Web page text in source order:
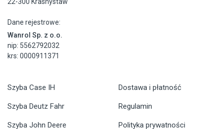
Dane rejestrowe:
Wanrol Sp. z o.o.
nip: 5562792032
krs: 0000911371
Szyba Case IH
Szyba Deutz Fahr
Szyba John Deere
Dostawa i płatność
Regulamin
Polityka prywatności